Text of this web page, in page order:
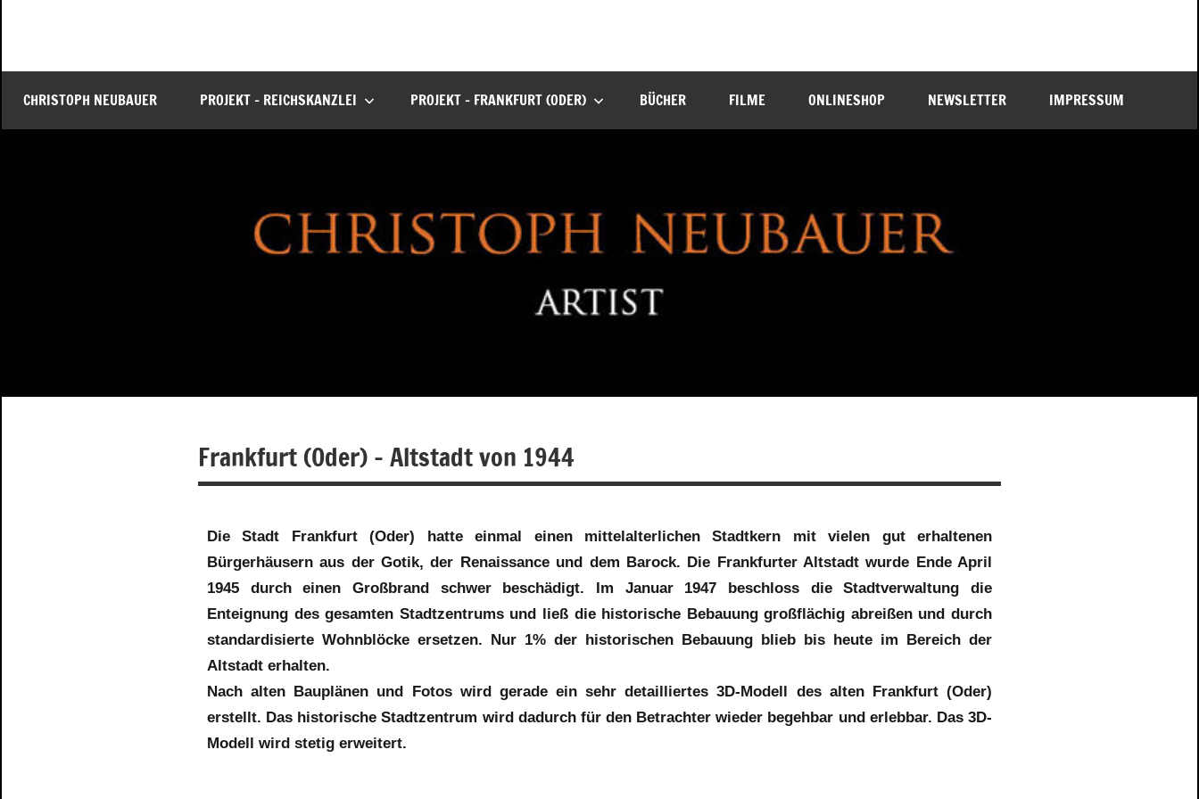
Atelier
Neubauer
Reichskanzlei
–
CHRISTOPH NEUBAUER PROJEKT – REICHSKANZLEI PROJEKT – FRANKFURT (ODER) BÜCHER FILME ONLINESHOP NEWSLETTER IMPRESSUM
Frankfurt (Oder) – Altstadt von 1944
Die Stadt Frankfurt (Oder) hatte einmal einen mittelalterlichen Stadtkern mit vielen gut erhaltenen
Bürgerhäusern aus der Gotik, der Renaissance und dem Barock. Die Frankfurter Altstadt wurde Ende April
1945 durch einen Großbrand schwer beschädigt. Im Januar 1947 beschloss die Stadtverwaltung die
Enteignung des gesamten Stadtzentrums und ließ die historische Bebauung großflächig abreißen und durch
standardisierte Wohnblöcke ersetzen. Nur 1% der historischen Bebauung blieb bis heute im Bereich der
Altstadt erhalten.
Nach alten Bauplänen und Fotos wird gerade ein sehr detailliertes 3D-Modell des alten Frankfurt (Oder)
erstellt. Das historische Stadtzentrum wird dadurch für den Betrachter wieder begehbar und erlebbar. Das 3D-
Modell wird stetig erweitert.